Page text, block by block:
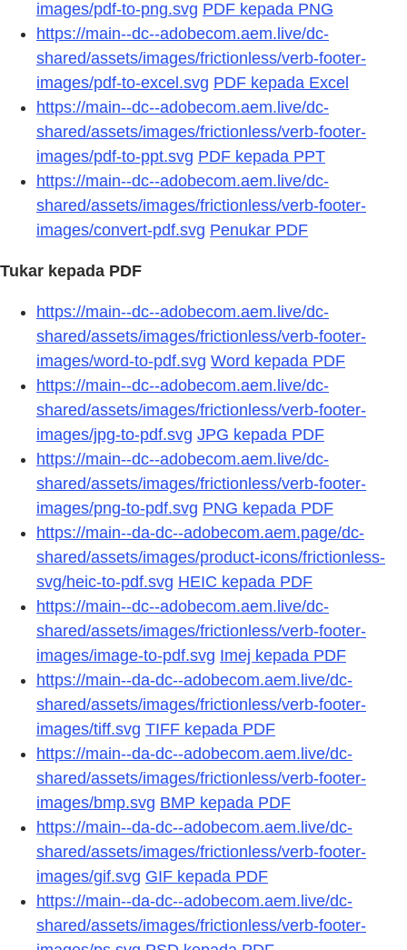
images/pdf-to-png.svg PDF kepada PNG
https://main--dc--adobecom.aem.live/dc-
shared/assets/images/frictionless/verb-footer-
images/pdf-to-excel.svg PDF kepada Excel
https://main--dc--adobecom.aem.live/dc-
shared/assets/images/frictionless/verb-footer-
images/pdf-to-ppt.svg PDF kepada PPT
https://main--dc--adobecom.aem.live/dc-
shared/assets/images/frictionless/verb-footer-
images/convert-pdf.svg Penukar PDF
Tukar kepada PDF
https://main--dc--adobecom.aem.live/dc-
shared/assets/images/frictionless/verb-footer-
images/word-to-pdf.svg Word kepada PDF
https://main--dc--adobecom.aem.live/dc-
shared/assets/images/frictionless/verb-footer-
images/jpg-to-pdf.svg JPG kepada PDF
https://main--dc--adobecom.aem.live/dc-
shared/assets/images/frictionless/verb-footer-
images/png-to-pdf.svg PNG kepada PDF
https://main--da-dc--adobecom.aem.page/dc-
shared/assets/images/product-icons/frictionless-
svg/heic-to-pdf.svg HEIC kepada PDF
https://main--dc--adobecom.aem.live/dc-
shared/assets/images/frictionless/verb-footer-
images/image-to-pdf.svg Imej kepada PDF
https://main--da-dc--adobecom.aem.live/dc-
shared/assets/images/frictionless/verb-footer-
images/tiff.svg TIFF kepada PDF
https://main--da-dc--adobecom.aem.live/dc-
shared/assets/images/frictionless/verb-footer-
images/bmp.svg BMP kepada PDF
https://main--da-dc--adobecom.aem.live/dc-
shared/assets/images/frictionless/verb-footer-
images/gif.svg GIF kepada PDF
https://main--da-dc--adobecom.aem.live/dc-
shared/assets/images/frictionless/verb-footer-